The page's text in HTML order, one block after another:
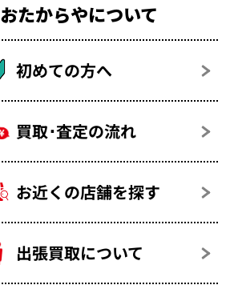
おたからやについて
初めての方へ
買取･査定の流れ
お近くの店舗を探す
出張買取について